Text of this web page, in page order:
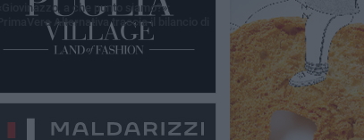
«Giovinazzo, a che punto siamo?»:
PrimaVera Alternativa traccia il bilancio di